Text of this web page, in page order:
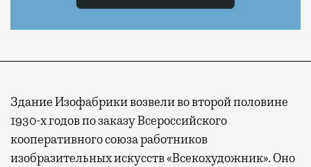
Здание Изофабрики возвели во второй половине
1930-х годов по заказу Всероссийского
кооперативного союза работников
изобразительных искусств «Всекохудожник». Оно